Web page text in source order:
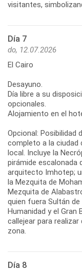
Día 7
do, 12.07.2026
El Cairo
Desayuno.
Día libre a su
opcionales.
Alojamiento en el
Opcional: Posibilidad
completo a la ciudad
local. Incluye la
pirámide escalonada
arquitecto Imhotep;
la Mezquita de
Mezquita de
quien fuera Sultán
Humanidad y el Gran
callejear para
zona.
Día 8